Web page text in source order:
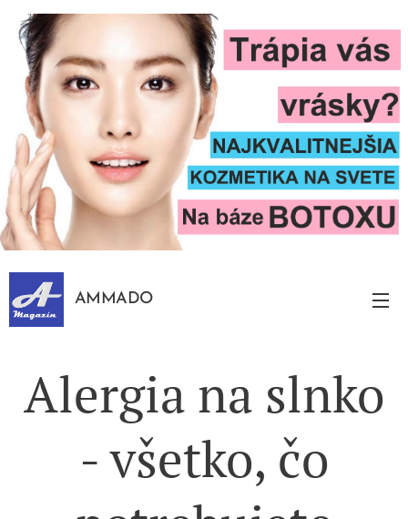
AMMADO
Alergia na slnko
- všetko, čo